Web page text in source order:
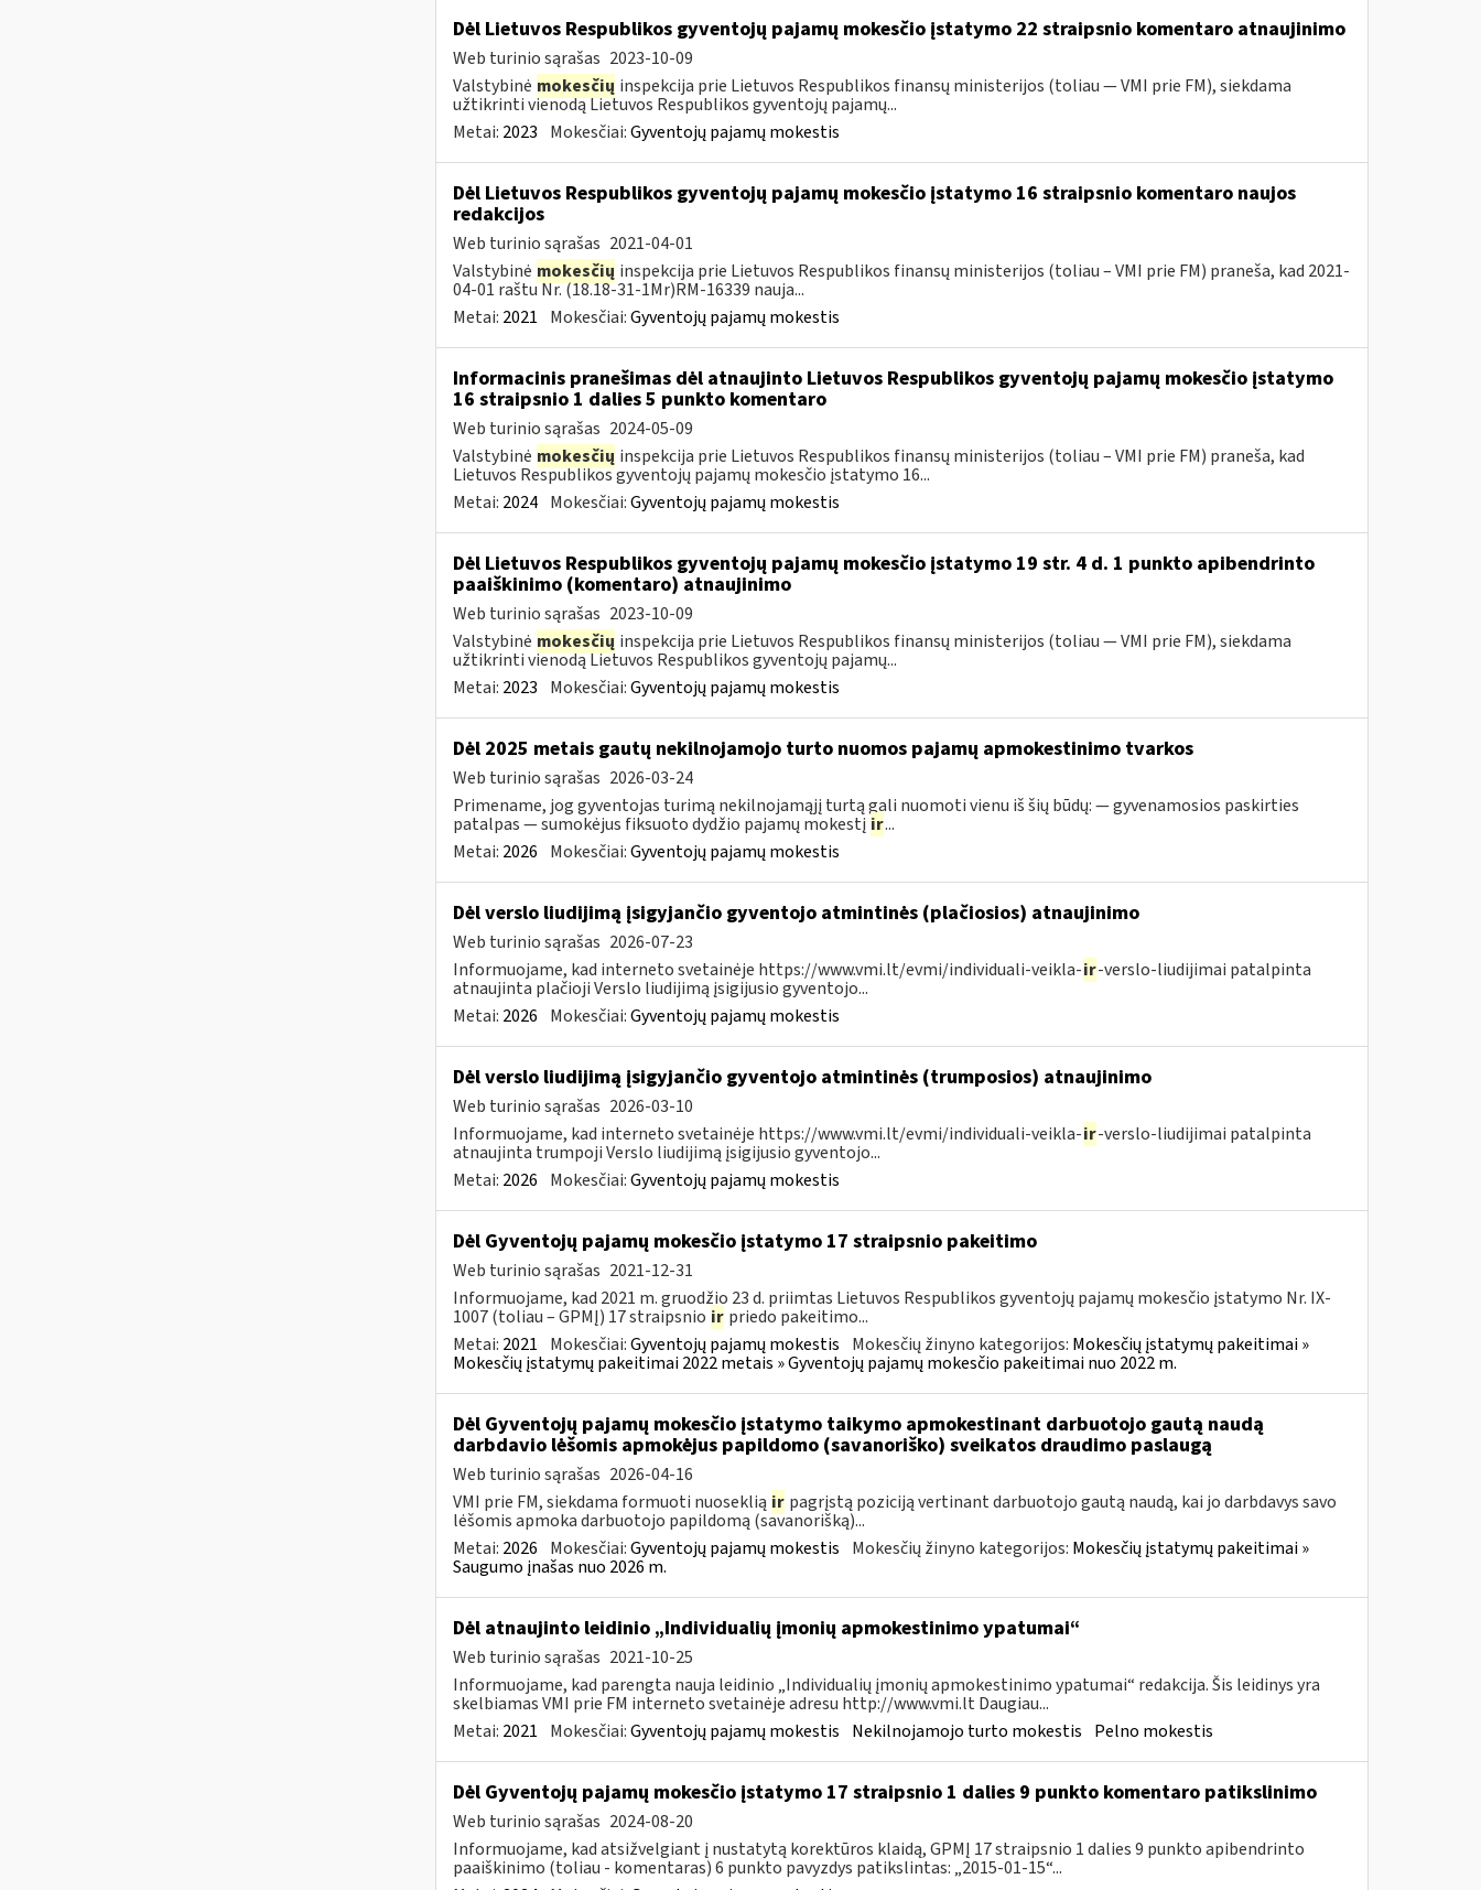
Dėl Lietuvos Respublikos gyventojų pajamų mokesčio įstatymo 22 straipsnio komentaro atnaujinimo
Web turinio sąrašas 2023-10-09
Valstybinė mokesčių inspekcija prie Lietuvos Respublikos finansų ministerijos (toliau — VMI prie FM), siekdama
užtikrinti vienodą Lietuvos Respublikos gyventojų pajamų...
Metai: 2023 Mokesčiai:Gyventojų pajamų mokestis
Dėl Lietuvos Respublikos gyventojų pajamų mokesčio įstatymo 16 straipsnio komentaro naujos
redakcijos
Web turinio sąrašas 2021-04-01
Valstybinė mokesčių inspekcija prie Lietuvos Respublikos finansų ministerijos (toliau – VMI prie FM) praneša, kad 2021-
04-01 raštu Nr. (18.18-31-1Mr)RM-16339 nauja...
Metai: 2021 Mokesčiai:Gyventojų pajamų mokestis
Informacinis pranešimas dėl atnaujinto Lietuvos Respublikos gyventojų pajamų mokesčio įstatymo
16 straipsnio 1 dalies 5 punkto komentaro
Web turinio sąrašas 2024-05-09
Valstybinė mokesčių inspekcija prie Lietuvos Respublikos finansų ministerijos (toliau – VMI prie FM) praneša, kad
Lietuvos Respublikos gyventojų pajamų mokesčio įstatymo 16...
Metai: 2024 Mokesčiai:Gyventojų pajamų mokestis
Dėl Lietuvos Respublikos gyventojų pajamų mokesčio įstatymo 19 str. 4 d. 1 punkto apibendrinto
paaiškinimo (komentaro) atnaujinimo
Web turinio sąrašas 2023-10-09
Valstybinė mokesčių inspekcija prie Lietuvos Respublikos finansų ministerijos (toliau — VMI prie FM), siekdama
užtikrinti vienodą Lietuvos Respublikos gyventojų pajamų...
Metai: 2023 Mokesčiai:Gyventojų pajamų mokestis
Dėl 2025 metais gautų nekilnojamojo turto nuomos pajamų apmokestinimo tvarkos
Web turinio sąrašas 2026-03-24
Primename, jog gyventojas turimą nekilnojamąjį turtą gali nuomoti vienu iš šių būdų: — gyvenamosios paskirties
patalpas — sumokėjus fiksuoto dydžio pajamų mokestį ir...
Metai: 2026 Mokesčiai:Gyventojų pajamų mokestis
Dėl verslo liudijimą įsigyjančio gyventojo atmintinės (plačiosios) atnaujinimo
Web turinio sąrašas 2026-07-23
Informuojame, kad interneto svetainėje https://www.vmi.lt/evmi/individuali-veikla-ir-verslo-liudijimai patalpinta
atnaujinta plačioji Verslo liudijimą įsigijusio gyventojo...
Metai: 2026 Mokesčiai:Gyventojų pajamų mokestis
Dėl verslo liudijimą įsigyjančio gyventojo atmintinės (trumposios) atnaujinimo
Web turinio sąrašas 2026-03-10
Informuojame, kad interneto svetainėje https://www.vmi.lt/evmi/individuali-veikla-ir-verslo-liudijimai patalpinta
atnaujinta trumpoji Verslo liudijimą įsigijusio gyventojo...
Metai: 2026 Mokesčiai:Gyventojų pajamų mokestis
Dėl Gyventojų pajamų mokesčio įstatymo 17 straipsnio pakeitimo
Web turinio sąrašas 2021-12-31
Informuojame, kad 2021 m. gruodžio 23 d. priimtas Lietuvos Respublikos gyventojų pajamų mokesčio įstatymo Nr. IX-
1007 (toliau – GPMĮ) 17 straipsnio ir priedo pakeitimo...
Metai: 2021 Mokesčiai:Gyventojų pajamų mokestis Mokesčių žinyno kategorijos: Mokesčių įstatymų pakeitimai »
Mokesčių įstatymų pakeitimai 2022 metais » Gyventojų pajamų mokesčio pakeitimai nuo 2022 m.
Dėl Gyventojų pajamų mokesčio įstatymo taikymo apmokestinant darbuotojo gautą naudą
darbdavio lėšomis apmokėjus papildomo (savanoriško) sveikatos draudimo paslaugą
Web turinio sąrašas 2026-04-16
VMI prie FM, siekdama formuoti nuoseklią ir pagrįstą poziciją vertinant darbuotojo gautą naudą, kai jo darbdavys savo
lėšomis apmoka darbuotojo papildomą (savanorišką)...
Metai: 2026 Mokesčiai:Gyventojų pajamų mokestis Mokesčių žinyno kategorijos: Mokesčių įstatymų pakeitimai »
Saugumo įnašas nuo 2026 m.
Dėl atnaujinto leidinio „Individualių įmonių apmokestinimo ypatumai“
Web turinio sąrašas 2021-10-25
Informuojame, kad parengta nauja leidinio „Individualių įmonių apmokestinimo ypatumai“ redakcija. Šis leidinys yra
skelbiamas VMI prie FM interneto svetainėje adresu http://www.vmi.lt Daugiau...
Metai: 2021 Mokesčiai:Gyventojų pajamų mokestis Nekilnojamojo turto mokestis Pelno mokestis
Dėl Gyventojų pajamų mokesčio įstatymo 17 straipsnio 1 dalies 9 punkto komentaro patikslinimo
Web turinio sąrašas 2024-08-20
Informuojame, kad atsižvelgiant į nustatytą korektūros klaidą, GPMĮ 17 straipsnio 1 dalies 9 punkto apibendrinto
paaiškinimo (toliau - komentaras) 6 punkto pavyzdys patikslintas: „2015-01-15“...